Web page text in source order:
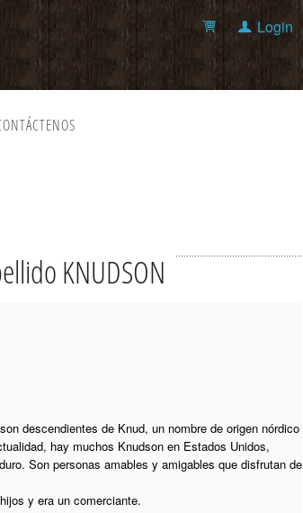
Login
KNUDSON
descendientes de Knud, un nombre de origen nórdico
hay muchos Knudson en Estados Unidos,
Son personas amables y amigables que disfrutan de
y era un comerciante.